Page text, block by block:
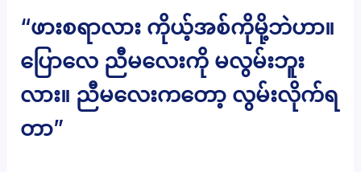
“ဖားစရာလား ကိုယ့်အစ်ကိုမို့ဘဲဟာ။
ပြောလေ ညီမလေးကို မလွမ်းဘူး
လား။ ညီမလေးကတော့ လွမ်းလိုက်ရ
တာ”